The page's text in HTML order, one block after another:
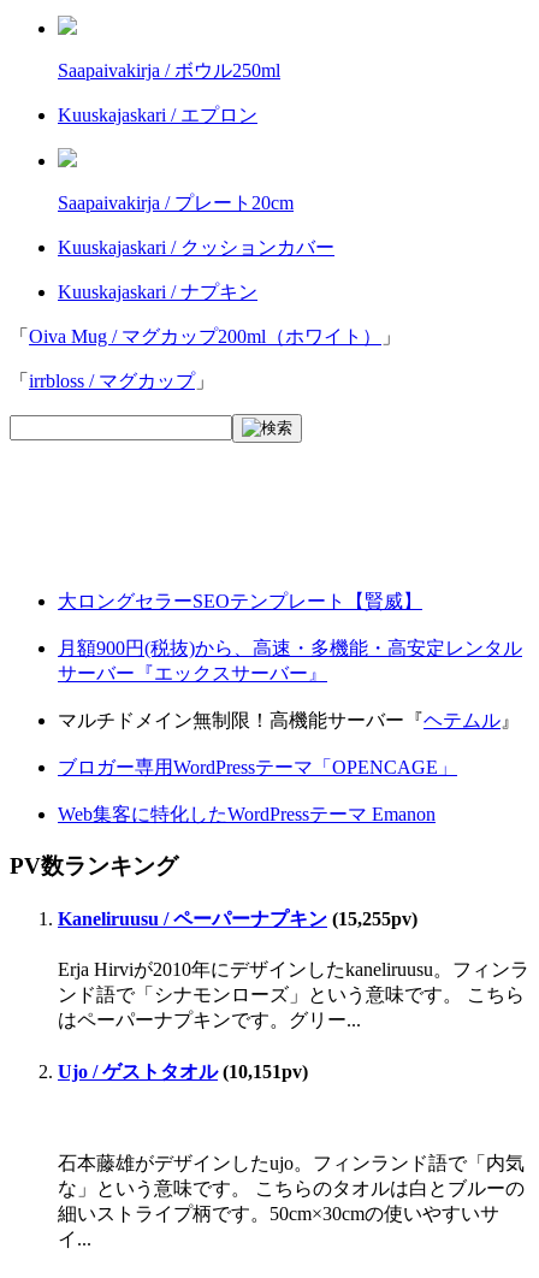
Saapaivakirja / ボウル250ml
Kuuskajaskari / エプロン
Saapaivakirja / プレート20cm
Kuuskajaskari / クッションカバー
Kuuskajaskari / ナプキン
「 Oiva Mug / マグカップ200ml（ホワイト） 」
「 irrbloss / マグカップ」
大ロングセラーSEOテンプレート【賢威】
月額900円(税抜)から、高速・多機能・高安定レンタル
サーバー『エックスサーバー』
マルチドメイン無制限！高機能サーバー『ヘテムル 』
ブロガー専用WordPressテーマ「OPENCAGE」
Web集客に特化したWordPressテーマ Emanon
PV数ランキング
Kaneliruusu / ペーパーナプキン (15,255pv)
Erja Hirviが2010年にデザインしたkaneliruusu。フィンラ
ンド語で「シナモンローズ」という意味です。 こちら
はペーパーナプキンです。グリー...
Ujo / ゲストタオル(10,151pv)
石本藤雄がデザインしたujo。フィンランド語で「内気
な」という意味です。 こちらのタオルは白とブルーの
細いストライプ柄です。50cm×30cmの使いやすいサ
イ...